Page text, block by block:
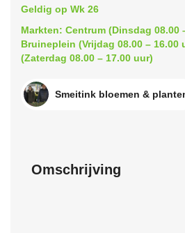
Geldig op Wk 26
Markten: Centrum (Dinsdag 08.00
Bruineplein (Vrijdag 08.00 – 16.00
(Zaterdag 08.00 – 17.00 uur)
Smeitink bloemen &
Omschrijving